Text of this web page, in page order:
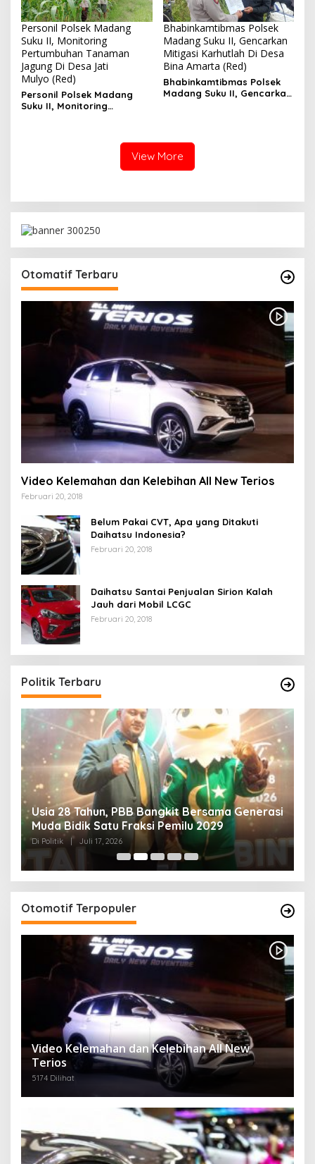
Personil Polsek Madang
Suku II, Monitoring
Pertumbuhan Tanaman
Jagung Di Desa Jati
Mulyo (Red)
Personil Polsek Madang
Suku II, Monitoring
Bhabinkamtibmas Polsek
Madang Suku II, Gencarkan
Mitigasi Karhutlah Di Desa
Bina Amarta (Red)
Bhabinkamtibmas Polsek
Madang Suku II, Gencarkan
View More
Otomatif Terbaru
Video Kelemahan dan Kelebihan All New Terios
Februari 20, 2018
Belum Pakai CVT, Apa yang Ditakuti
Daihatsu Indonesia?
Februari 20, 2018
Daihatsu Santai Penjualan Sirion Kalah
Jauh dari Mobil LCGC
Februari 20, 2018
Politik Terbaru
Usia 28 Tahun, PBB Bangkit Bersama Generasi
Muda Bidik Satu Fraksi Pemilu 2029
Di Politik | Juli 17, 2026
Otomotif Terpopuler
Video Kelemahan dan Kelebihan All New
Terios
5174 Dilihat